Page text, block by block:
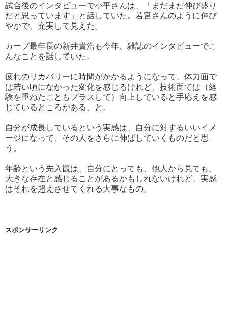
試合後のインタビューで小平さんは、「まだまだ伸び盛り
だと思っています」と話していた。若宮さんのように伸び
やかで、充実して見えた。
カープ最年長の新井貴浩も今年、雑誌のインタビューでこ
んなことを話していた。
疲れのリカバリーに時間がかかるようになって、体力面で
は若い頃になかった変化を感じるけれど、技術面では（経
験を重ねたこともプラスして）向上していると手応えを感
じているところがある、と。
自分が成長しているという実感は、自分に対するいいイメ
ージになって、その人をさらに伸ばしていくものだと思
う。
年齢という先入観は、自分にとっても、他人から見ても、
大きな存在と感じることがあるかもしれないけれど、実感
はそれを超えさせてくれる大事なもの。
スポンサーリンク